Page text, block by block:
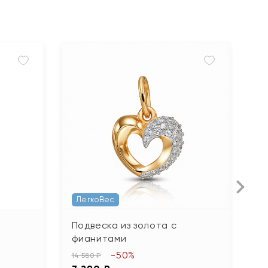
ЛегкоВес
Подвеска из золота с
фианитами
14 580 ₽ -50%